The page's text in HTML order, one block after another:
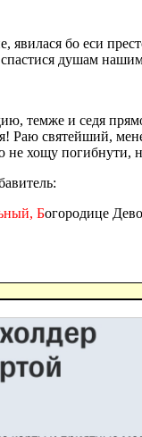
явилася бо еси
душам
темже и седя
Раю святейший,
хощу погибнути,
Богородице